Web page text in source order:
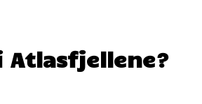
Atlasfjellene?